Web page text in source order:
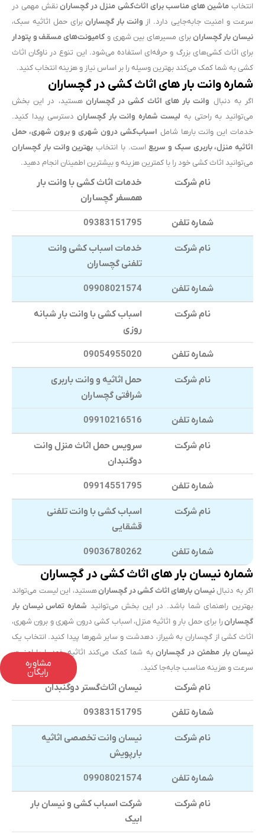
انتخابماشین های مناسب برای اثاث‌کشی منزل در گچساراننقش مهمی در
سرعت و امنیت جابه‌جایی دارد. از وانت بار گچسارانبرای حمل اثاثیه سبک،
نیسان بار گچسارانبرای مسیرهای بین شهری و کامیونت‌های مسقف و پتودار
برای اثاث کشی‌های بزرگ و حرفه‌ای استفاده می‌شود. این تنوع در ناوگان اثاث
کشی به شما کمک می‌کند بهترین وسیله را بر اساس نیاز و هزینه انتخاب کنید.
شماره وانت بار های اثاث کشی در گچساران
اگر به دنبال وانت بار های اثاث کشی در گچسارانهستید، در این بخش
می‌توانید به راحتی به لیست شماره وانت بار گچساران دسترسی پیدا کنید.
خدمات این وانت بارها شامل اسباب‌کشی درون شهری و برون شهری، حمل
اثاثیه منزل، باربری سبک و سریعاست. با انتخاب بهترین وانت بار گچساران
می‌توانید اثاث کشی خود را با کمترین هزینه و بیشترین اطمینان انجام دهید.
نام شرکت
خدمات اثاث کشی با وانت بار
همسفر گچساران
شماره تلفن 09383151795
نام شرکت
خدمات اسباب کشی وانت
تلفنی گچساران
شماره تلفن 09908021574
نام شرکت
اسباب کشی با وانت بار شبانه
روزی
شماره تلفن 09054955020
نام شرکت
حمل اثاثیه و وانت باربری
شرافتی گچساران
شماره تلفن 09910216516
نام شرکت
سرویس حمل اثاث منزل وانت
دوگنبدان
شماره تلفن 09914551795
نام شرکت
اسباب کشی با وانت تلفنی
قشقایی
شماره تلفن 09036780262
شماره نیسان بار های اثاث کشی در گچساران
اگر به دنبالنیسان بارهای اثاث کشی در گچسارانهستید، این لیست می‌تواند
بهترین راهنمای شما باشد. در این بخش می‌توانید شماره تماس نیسان بار
گچسارانرا برای حمل بار و اثاثیه منزل، اسباب کشی درون شهری و برون شهری،
اثاث کشی از گچساران به شیراز، دهدشت و سایر شهرها پیدا کنید. انتخاب یک
نیسان بار مطمئن در گچسارانبه شما کمک می‌کند اثاثیه خود را با امنیت،
سرعت و هزینه مناسب جابه‌جا کنید.
نام شرکت نیسان اثاث‌گستر دوگنبدان
شماره تلفن 09383151795
نام شرکت
نیسان وانت تخصصی اثاثیه
بارپویش
شماره تلفن 09908021574
نام شرکت
شرکت اسباب کشی و نیسان بار
ابیک
مشاوره
رایگان